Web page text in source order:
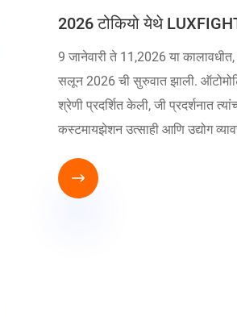
2026 टोकियो येथे
9 जानेवारी ते 11,2026 या
सलून 2026 ची सुरुवात झाली.
श्रेणी प्रदर्शित केली, जी प्रदर्शनात
कस्टमायझेशन उत्साही आणि उद्योग
